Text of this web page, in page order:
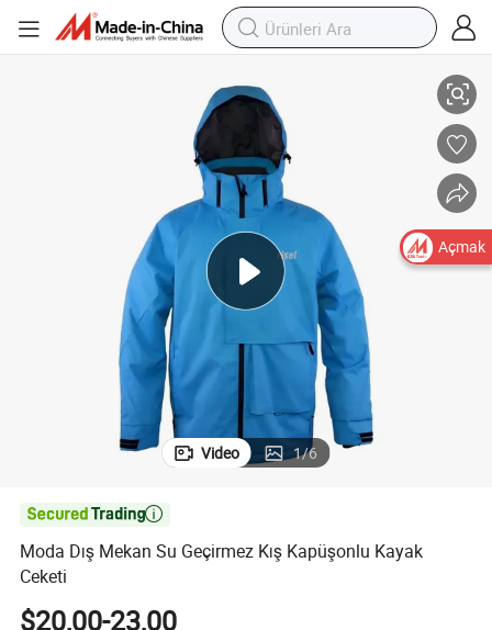
Video 1/6

Moda Dış Mekan Su Geçirmez Kış Kapüşonlu Kayak
Ceketi
$20,00-23,00
Açmak